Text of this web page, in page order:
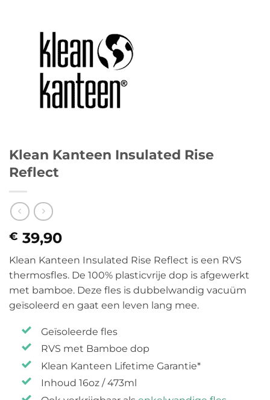
Klean Kanteen Insulated Rise
Reflect
€ 39,90
Klean Kanteen Insulated Rise Reflect is een RVS
thermosfles. De 100% plasticvrije dop is afgewerkt
met bamboe. Deze fles is dubbelwandig vacuüm
geïsoleerd en gaat een leven lang mee.
Geïsoleerde fles
RVS met Bamboe dop
Klean Kanteen Lifetime Garantie*
Inhoud 16oz / 473ml